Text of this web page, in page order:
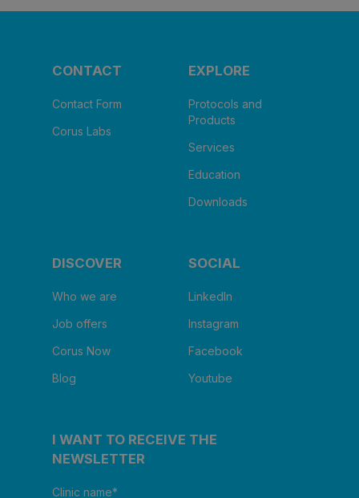
CONTACT
Contact Form
Corus Labs
EXPLORE
Protocols and
Products
Services
Education
Downloads
DISCOVER
Who we are
Job offers
Corus Now
Blog
SOCIAL
LinkedIn
Instagram
Facebook
Youtube
I WANT TO RECEIVE THE
NEWSLETTER
Clinic name*